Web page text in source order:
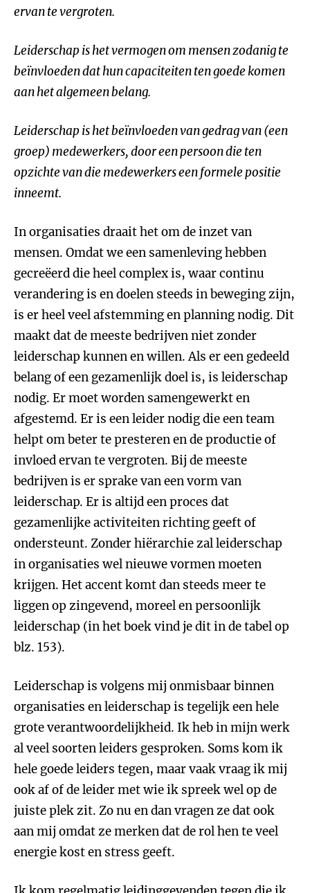
ervan te vergroten.
Leiderschap is het vermogen om mensen zodanig te
beïnvloeden dat hun capaciteiten ten goede komen
aan het algemeen belang.
Leiderschap is het beïnvloeden van gedrag van (een
groep) medewerkers, door een persoon die ten
opzichte van die medewerkers een formele positie
inneemt.
In organisaties draait het om de inzet van
mensen. Omdat we een samenleving hebben
gecreëerd die heel complex is, waar continu
verandering is en doelen steeds in beweging zijn,
is er heel veel afstemming en planning nodig. Dit
maakt dat de meeste bedrijven niet zonder
leiderschap kunnen en willen. Als er een gedeeld
belang of een gezamenlijk doel is, is leiderschap
nodig. Er moet worden samengewerkt en
afgestemd. Er is een leider nodig die een team
helpt om beter te presteren en de productie of
invloed ervan te vergroten. Bij de meeste
bedrijven is er sprake van een vorm van
leiderschap. Er is altijd een proces dat
gezamenlijke activiteiten richting geeft of
ondersteunt. Zonder hiërarchie zal leiderschap
in organisaties wel nieuwe vormen moeten
krijgen. Het accent komt dan steeds meer te
liggen op zingevend, moreel en persoonlijk
leiderschap (in het boek vind je dit in de tabel op
blz. 153).
Leiderschap is volgens mij onmisbaar binnen
organisaties en leiderschap is tegelijk een hele
grote verantwoordelijkheid. Ik heb in mijn werk
al veel soorten leiders gesproken. Soms kom ik
hele goede leiders tegen, maar vaak vraag ik mij
ook af of de leider met wie ik spreek wel op de
juiste plek zit. Zo nu en dan vragen ze dat ook
aan mij omdat ze merken dat de rol hen te veel
energie kost en stress geeft.